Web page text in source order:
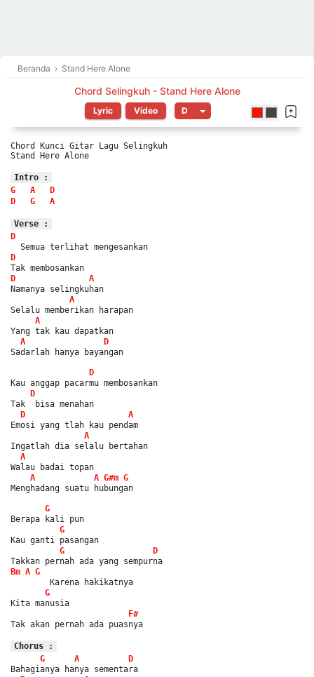
Beranda › Stand Here Alone
Chord Selingkuh - Stand Here Alone
Lyric Video
Chord Kunci Gitar Lagu Selingkuh
Stand Here Alone
Intro :
G
A
D
D
G A
Verse :
D
  Semua terlihat mengesankan
D
Tak membosankan
D
A
Namanya selingkuhan
A
Selalu memberikan harapan
A
Yang tak kau dapatkan
A
D
Sadarlah hanya bayangan
D
Kau anggap pacarmu membosankan
D
Tak  bisa menahan
D
A
Emosi yang tlah kau pendam
A
Ingatlah dia selalu bertahan
A
Walau badai topan
A
A G#m G
Menghadang suatu hubungan
G
Berapa kali pun
G
Kau ganti pasangan
G
D
Takkan pernah ada yang sempurna
Bm A G
        Karena hakikatnya
G
Kita manusia
F#
Tak akan pernah ada puasnya
Chorus :
G
A
D
Bahagianya hanya sementara